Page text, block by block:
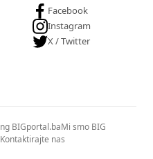
Facebook
Instagram
X / Twitter
BIGportal.baMi smo BIG
Kontaktirajte nas